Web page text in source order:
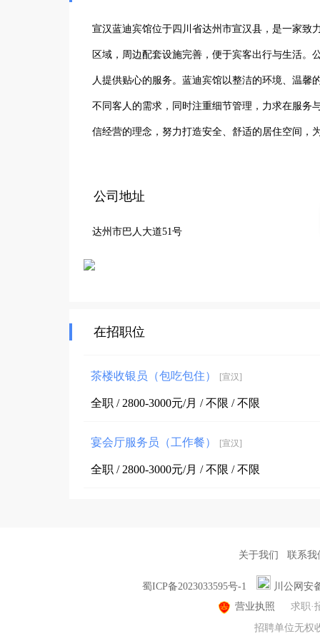
宣汉蓝迪宾馆位于四川省达州市宣汉县，是一家致
区域，周边配套设施完善，便于宾客出行与生活。
人提供贴心的服务。蓝迪宾馆以整洁的环境、温馨
不同客人的需求，同时注重细节管理，力求在服务
信经营的理念，努力打造安全、舒适的居住空间，
公司地址
达州市巴人大道51号
在招职位
茶楼收银员（包吃包住） [宣汉]
全职 / 2800-3000元/月 / 不限 / 不限
宴会厅服务员（工作餐） [宣汉]
全职 / 2800-3000元/月 / 不限 / 不限
关于我们 联系我
蜀ICP备2023033595号-1
川公网安
营业执照
求职·
招聘单位无权